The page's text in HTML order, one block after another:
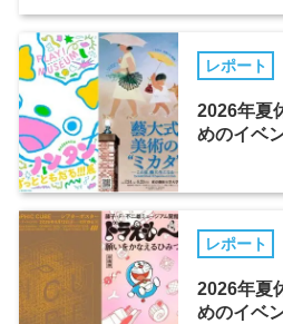
レポート
2026年夏
めのイベ
レポート
2026年夏
めのイベ